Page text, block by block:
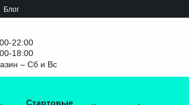
Блог
22:00
18:00
– Сб и Вс
Стартовые